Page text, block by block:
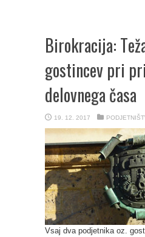
Birokracija:
gostincev pri
delovnega časa
19. 12. 2017
Vsaj dva podjetnika oz.